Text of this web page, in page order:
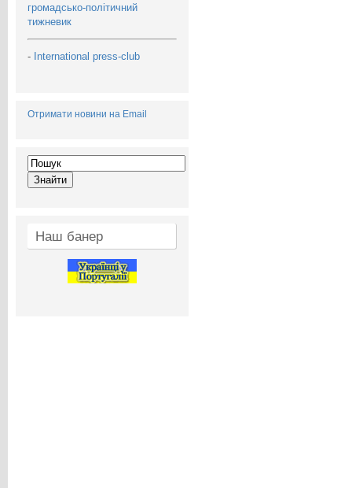
громадсько-політичний
тижневик
- International press-club
Отримати новини на Email
Наш банер